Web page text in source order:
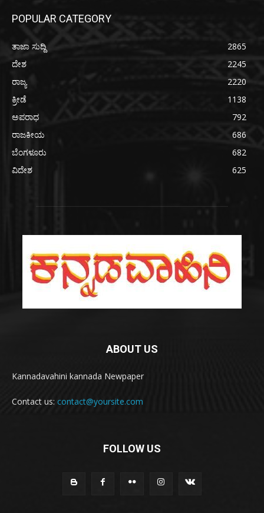
POPULAR CATEGORY
ತಾಜಾ ಸುದ್ದಿ
2865
ದೇಶ
2245
ರಾಜ್ಯ
2220
ಕ್ರೀಡೆ
1138
ಅಪರಾಧ
792
ರಾಜಕೀಯ
686
ಬೆಂಗಳೂರು
682
ವಿದೇಶ
625
ABOUT US
Kannadavahini kannada Newpaper
Contact us: contact@yoursite.com
FOLLOW US